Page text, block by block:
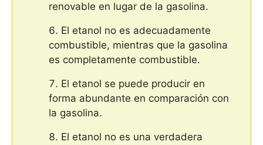
renovable en lugar de la gasolina.
El etanol no es adecuadamente
combustible, mientras que la gasolina
es completamente combustible.
El etanol se puede producir en
forma abundante en comparación con
la gasolina.
El etanol no es una verdadera